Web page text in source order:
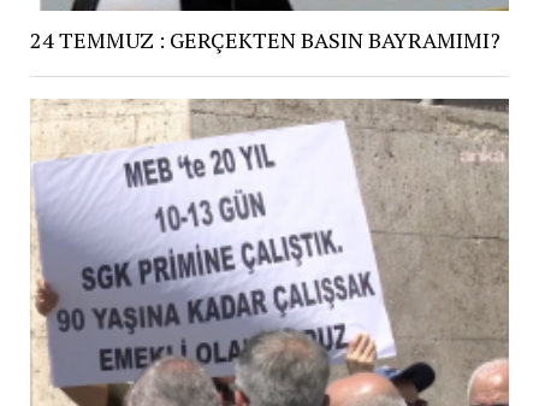
24 TEMMUZ : GERÇEKTEN BASIN BAYRAMIMI?